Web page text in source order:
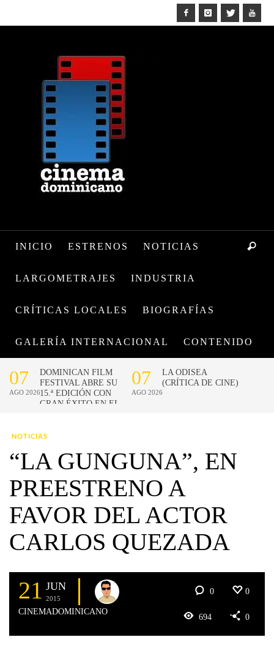
INICIO ESTRENOS NOTICIAS
LARGOMETRAJES INDUSTRIA
CRÍTICAS LOCALES BIOGRAFÍAS
GALERÍA INTERNACIONAL CONTENIDO
NOTICIAS
“LA GUNGUNA”, EN
PREESTRENO A
FAVOR DEL ACTOR
CARLOS QUEZADA
21 JUN
2015
CINEMADOMINICANO
0 0
694 0